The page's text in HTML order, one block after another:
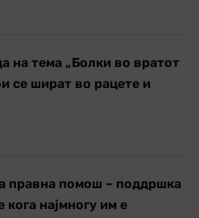
на тема „Болки во вратот
се шират во рацете и
правна помош – поддршка
кога најмногу им е